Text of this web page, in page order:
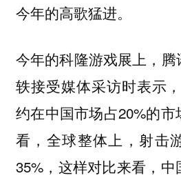
今年的高歌猛进。
今年的科隆游戏展上，
轶接受媒体采访时表示
约在中国市场占20%的
看，全球整体上，射击
35%，这样对比来看，